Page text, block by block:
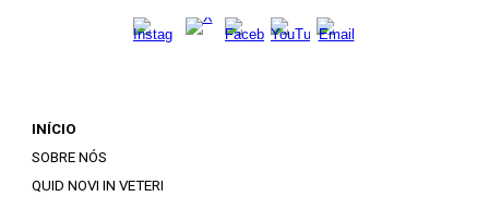
INÍCIO
SOBRE NÓS
QUID NOVI IN VETERI